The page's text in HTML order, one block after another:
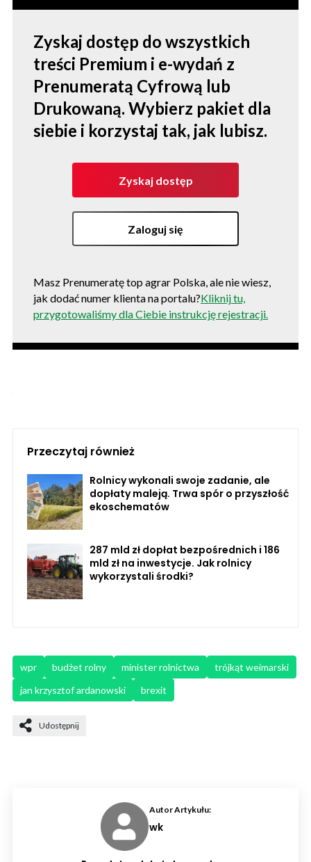
Zyskaj dostęp do wszystkich
treści Premium i e-wydań z
Prenumeratą Cyfrową lub
Drukowaną. Wybierz pakiet dla
siebie i korzystaj tak, jak lubisz.
Zyskaj dostęp
Zaloguj się
Masz Prenumeratę top agrar Polska, ale nie wiesz,
jak dodać numer klienta na portalu?Kliknij tu,
przygotowaliśmy dla Ciebie instrukcję rejestracji.
Przeczytaj również
Rolnicy wykonali swoje zadanie, ale
dopłaty maleją. Trwa spór o przyszłość
ekoschematów
287 mld zł dopłat bezpośrednich i 186
mld zł na inwestycje. Jak rolnicy
wykorzystali środki?
wpr budżet rolny minister rolnictwa
trójkąt weimarski
jan krzysztof ardanowski
brexit
Udostępnij
Autor Artykułu:
wk